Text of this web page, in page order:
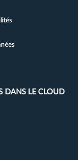
DANS LE CLOUD